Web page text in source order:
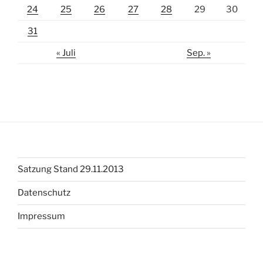
24 25 26 27 28 29 30
31
« Juli Sep. »
Satzung Stand 29.11.2013
Datenschutz
Impressum